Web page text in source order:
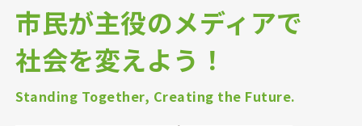
市民が主役のメディアで
社会を変えよう！
Standing Together, Creating the Future.